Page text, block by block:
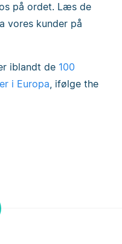
på ordet. Læs de
vores kunder på
iblandt de 100
i Europa, ifølge the